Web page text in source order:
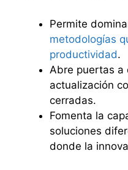
Permite
metodologías
productividad.
Abre puertas a
actualización
cerradas.
Fomenta la
soluciones
donde la